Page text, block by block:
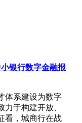
银行数字金融报
体系建设为数字
于构建开放、
看，城商行在战